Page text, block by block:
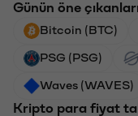
Günün öne çıkanları
Bitcoin (BTC)
PSG (PSG)
Waves (WAVES)
Kripto para fiyat